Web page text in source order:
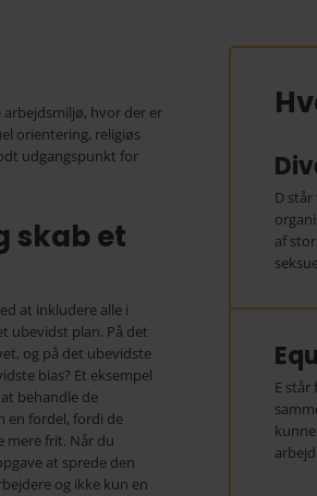
arbejdsmiljø, hvor der er
orientering, religiøs
udgangspunkt for
skab et
at inkludere alle i
ubevidst plan. På det
og på det ubevidste
bias? Et eksempel
behandle de
en fordel, fordi de
mere frit. Når du
at sprede den
og ikke kun en
D
af
E står